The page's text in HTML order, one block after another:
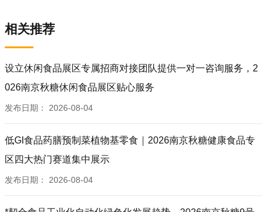
相关推荐
设立休闲食品展区专属招商对接团队提供一对一咨询服务，2
026南京秋糖休闲食品展区贴心服务
发布日期： 2026-08-04
低GI食品药膳预制菜植物基零食｜2026南京秋糖健康食品专
区四大热门赛道集中展示
发布日期： 2026-08-04